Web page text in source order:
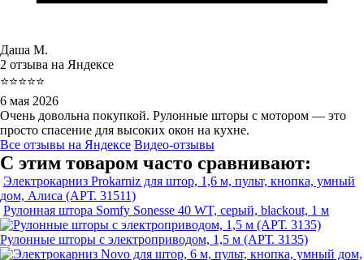
Даша М.
2 отзыва на Яндексе
⭐⭐⭐⭐⭐
6 мая 2026
Очень довольна покупкой. Рулонные шторы с мотором — это
просто спасение для высоких окон на кухне.
Все отзывы на Яндексе Видео-отзывы
С этим товаром часто сравнивают:
Электрокарниз Prokarniz для штор, 1,6 м, пульт, кнопка, умный
дом, Алиса (АРТ. 31511)
Рулонная штора Somfy Sonesse 40 WT, серый, blackout, 1 м
Рулонные шторы с электроприводом, 1,5 м (АРТ. 3135)